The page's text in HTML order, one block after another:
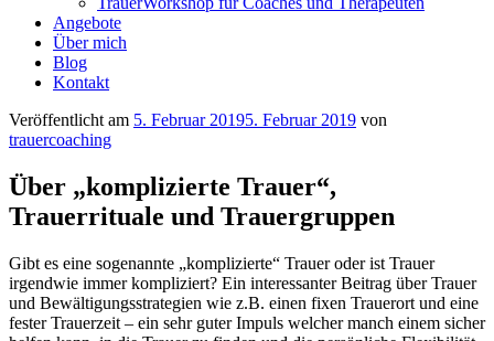
Angebote
Über mich
Blog
Kontakt
Veröffentlicht am 5. Februar 20195. Februar 2019 von
trauercoaching
Über „komplizierte Trauer“,
Trauerrituale und Trauergruppen
Gibt es eine sogenannte „komplizierte“ Trauer oder ist Trauer
irgendwie immer kompliziert? Ein interessanter Beitrag über Trauer
und Bewältigungsstrategien wie z.B. einen fixen Trauerort und eine
fester Trauerzeit – ein sehr guter Impuls welcher manch einem sicher